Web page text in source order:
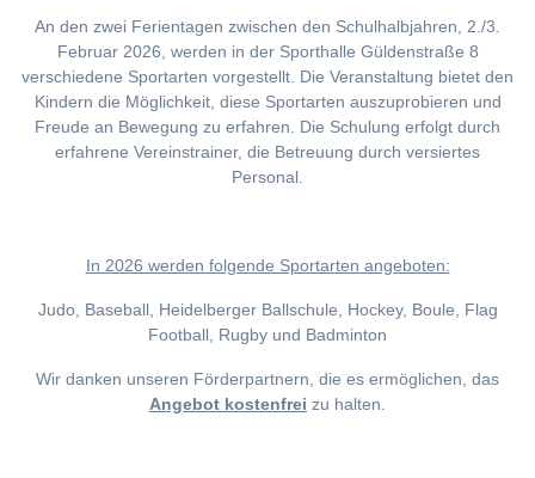
An den zwei Ferientagen zwischen den Schulhalbjahren, 2./3.
Februar 2026, werden in der Sporthalle Güldenstraße 8
verschiedene Sportarten vorgestellt. Die Veranstaltung bietet den
Kindern die Möglichkeit, diese Sportarten auszuprobieren und
Freude an Bewegung zu erfahren. Die Schulung erfolgt durch
erfahrene Vereinstrainer, die Betreuung durch versiertes
Personal.
In 2026 werden folgende Sportarten angeboten:
Judo, Baseball, Heidelberger Ballschule, Hockey, Boule, Flag
Football, Rugby und Badminton
Wir danken unseren Förderpartnern, die es ermöglichen, das
Angebot kostenfrei zu halten.